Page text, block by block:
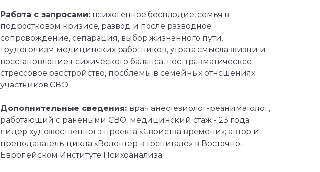
Работа с запросами: психогенное бесплодие, семья в
подростковом кризисе, развод и после разводное
сопровождение, сепарация, выбор жизненного пути,
трудоголизм медицинских работников, утрата смысла жизни и
восстановление психического баланса, посттравматическое
стрессовое расстройство, проблемы в семейных отношениях
участников СВО
Дополнительные сведения: врач анестезиолог-реаниматолог,
работающий с ранеными СВО; медицинский стаж - 23 года;
лидер художественного проекта «Свойства времени»; автор и
преподаватель цикла «Волонтер в госпитале» в Восточно-
Европейском Институте Психоанализа